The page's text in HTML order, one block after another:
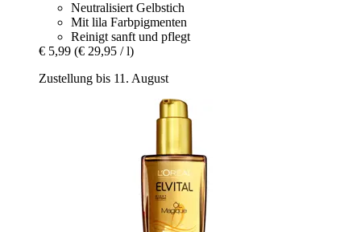
Neutralisiert Gelbstich
Mit lila Farbpigmenten
Reinigt sanft und pflegt
€ 5,99 (€ 29,95 / l)
Zustellung bis 11. August